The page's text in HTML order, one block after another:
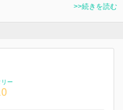
>>続きを読む
リー